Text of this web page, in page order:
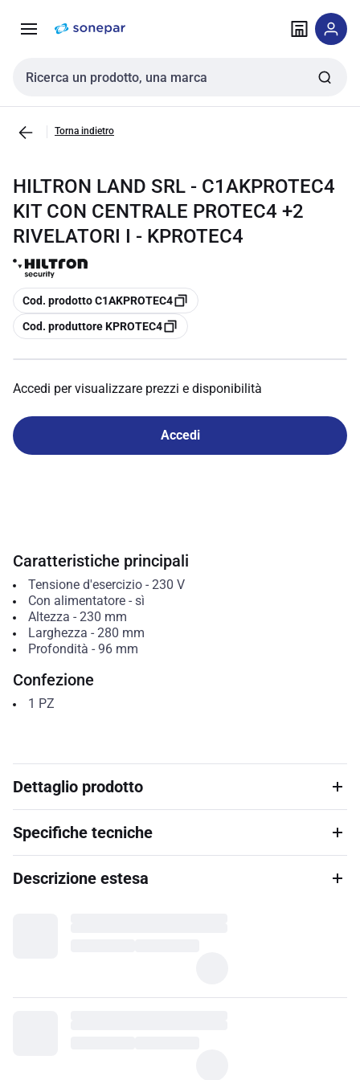
navigazione alla
Cerca input
Torna indietro
HILTRON LAND SRL - C1AKPROTEC4
KIT CON CENTRALE PROTEC4 +2
RIVELATORI I - KPROTEC4
copia
Cod. prodotto C1AKPROTEC4
copia
Cod. produttore KPROTEC4
Accedi per visualizzare prezzi e disponibilità
Accedi
Caratteristiche principali
Tensione d'esercizio- 230 V
Con alimentatore- sì
Altezza - 230 mm
Larghezza - 280 mm
Profondità - 96 mm
Confezione
1 PZ
Dettaglio prodotto
Specifiche tecniche
Descrizione estesa